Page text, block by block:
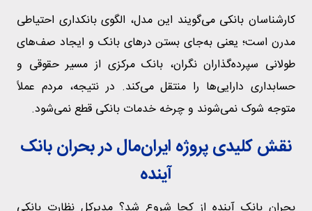
کارشناسان بانکی می‌گویند این مدل، الگوی بانکداری احتیاطی
مدرن است؛ یعنی به‌جای بستن درهای بانک و ایجاد صف‌های
طولانی سپرده‌گذاران نگران، بانک مرکزی از مسیر حقوقی و
حسابداری دارایی‌ها را منتقل می‌کند. در نتیجه، مردم عملاً
متوجه شوک نمی‌شوند و چرخه خدمات بانکی قطع نمی‌شود.
نقش کلیدی پروژه ایران‌مال در بحران بانک
آینده